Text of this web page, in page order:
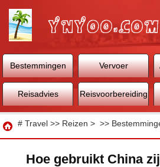
Bestemmingen Vervoer
Reisadvies Reisvoorbereiding
Reizen
# Travel >> Reizen > >>
Hoe gebruikt China